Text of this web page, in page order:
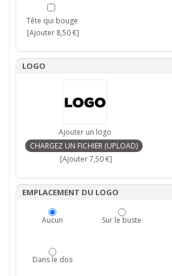
Tête qui bouge
[Ajouter 8,50 €]
LOGO
Ajouter un logo
[Ajouter 7,50 €]
EMPLACEMENT DU LOGO
Aucun Sur le buste
Dans le dos